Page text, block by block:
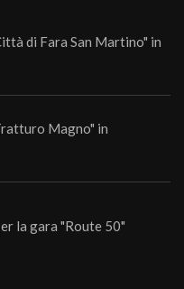
di Fara San Martino" in
Magno" in
la gara "Route 50"